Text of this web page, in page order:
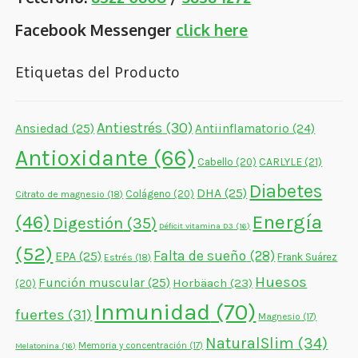
Facebook Messenger click here
Etiquetas del Producto
Ansiedad (25) Antiestrés (30)Antiinflamatorio (24)
Antioxidante (66) Cabello (20) CARLYLE(21)
Citrato de magnesio (18) Colágeno (20) DHA (25) Diabetes
(46) Digestión (35) Déficit vitamina D3 (16) Energía
(52) EPA (25) Estrés (18) Falta de sueño (28) Frank Suárez
(20) Función muscular (25) Horbäach (23) Huesos
fuertes (31) Inmunidad (70) Magnesio (17)
Melatonina (16) Memoria y concentración (17) NaturalSlim (34)